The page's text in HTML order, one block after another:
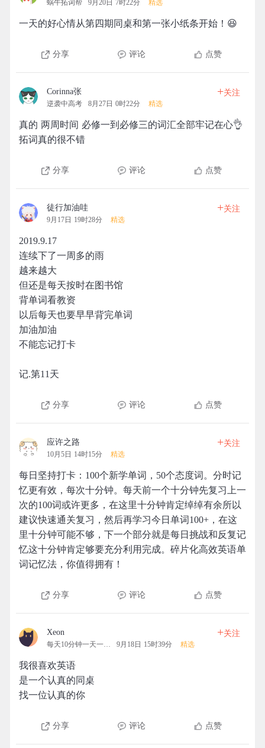
蜗牛拓词帮 9月20日 7时22分 精选
一天的好心情从第四期同桌和第一张小纸条开始！😆
分享 评论 点赞
Corinna张
逆袭中高考 8月27日 0时22分 精选
+关注
真的 两周时间 必修一到必修三的词汇全部牢记在心👌
拓词真的很不错
分享 评论 点赞
徒行加油哇
9月17日 19时28分 精选
+关注
2019.9.17
连续下了一周多的雨
越来越大
但还是每天按时在图书馆
背单词看教资
以后每天也要早早背完单词
加油加油
不能忘记打卡
记.第11天
分享 评论 点赞
应许之路
10月5日 14时15分 精选
+关注
每日坚持打卡：100个新学单词，50个态度词。分时记
忆更有效，每次十分钟。每天前一个十分钟先复习上一
次的100词或许更多，在这里十分钟肯定绰绰有余所以
建议快速通关复习，然后再学习今日单词100+，在这
里十分钟可能不够，下一个部分就是每日挑战和反复记
忆这十分钟肯定够要充分利用完成。碎片化高效英语单
词记忆法，你值得拥有！
分享 评论 点赞
Xeon
每天10分钟一天一清人 9月18日 15时39分 精选
+关注
我很喜欢英语
是一个认真的同桌
找一位认真的你
分享 评论 点赞